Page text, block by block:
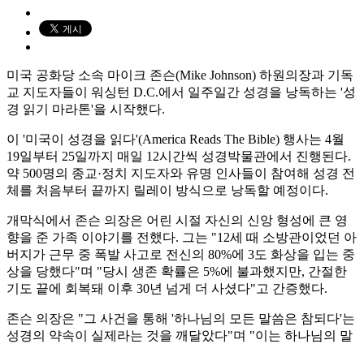
미국 공화당 소속 마이크 존슨(Mike Johnson) 하원의장과 기독
교 지도자들이 워싱턴 D.C.에서 일주일간 성경을 낭독하는 '성
경 읽기 마라톤'을 시작했다.
이 '미국이 성경을 읽다'(America Reads The Bible) 행사는 4월
19일부터 25일까지 매일 12시간씩 성경박물관에서 진행된다.
약 500명의 종교·정치 지도자와 유명 인사들이 참여해 성경 전
체를 처음부터 끝까지 릴레이 방식으로 낭독할 예정이다.
개막식에서 존슨 의장은 어린 시절 자신의 신앙 형성에 큰 영
향을 준 가족 이야기를 전했다. 그는 "12세 때 소방관이었던 아
버지가 근무 중 폭발 사고로 전신의 80%에 3도 화상을 입는 중
상을 당했다"며 "당시 생존 확률은 5%에 불과했지만, 간절한
기도 끝에 회복돼 이후 30년 넘게 더 사셨다"고 간증했다.
존슨 의장은 "그 사건을 통해 '하나님의 모든 말씀은 참되다'는
성경의 약속이 실제라는 것을 깨달았다"며 "이는 하나님의 말